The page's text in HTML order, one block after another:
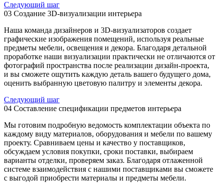
Следующий шаг
03 Создание 3D-визуализации интерьера
Наша команда дизайнеров и 3D-визуализаторов создает
графические изображения помещений, используя реальные
предметы мебели, освещения и декора. Благодаря детальной
проработке наши визуализации практически не отличаются от
фотографий пространства после реализации дизайн-проекта,
и вы сможете ощутить каждую деталь вашего будущего дома,
оценить выбранную цветовую палитру и элементы декора.
Следующий шаг
04 Составление спецификации предметов интерьера
Мы готовим подробную ведомость комплектации объекта по
каждому виду материалов, оборудования и мебели по вашему
проекту. Сравниваем цены и качество у поставщиков,
обсуждаем условия покупки, сроки поставки, выбираем
варианты отделки, проверяем заказ. Благодаря отлаженной
системе взаимодействия с нашими поставщиками вы сможете
с выгодой приобрести материалы и предметы мебели.